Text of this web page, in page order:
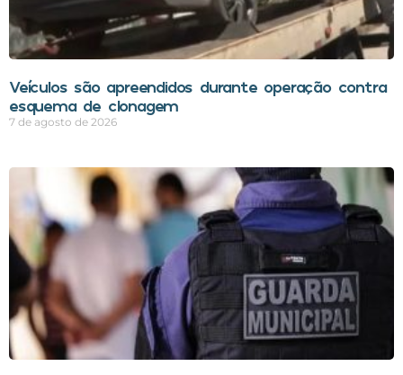
Veículos são apreendidos durante operação contra
esquema de clonagem
7 de agosto de 2026